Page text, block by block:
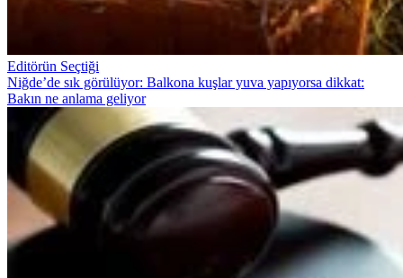
Editörün Seçtiği
Niğde’de sık görülüyor: Balkona kuşlar yuva yapıyorsa dikkat:
Bakın ne anlama geliyor